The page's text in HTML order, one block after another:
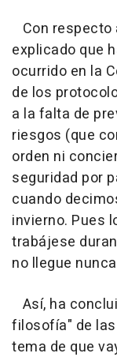
Con respecto
explicado que
ocurrido en la
de los
a la falta de
riesgos (que
orden ni
seguridad por
cuando
invierno. Pues
trabájese
no llegue
Así, ha
filosofía" de
tema de que